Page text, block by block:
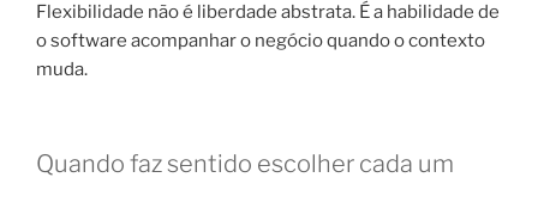
Flexibilidade não é liberdade abstrata. É a habilidade de
o software acompanhar o negócio quando o contexto
muda.
Quando faz sentido escolher cada um